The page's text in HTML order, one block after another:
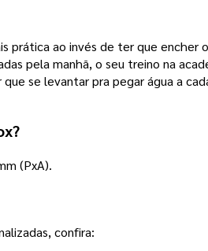
prática ao invés de ter que
pela manhã, o seu treino na
se levantar pra pegar água a
(PxA).
confira: